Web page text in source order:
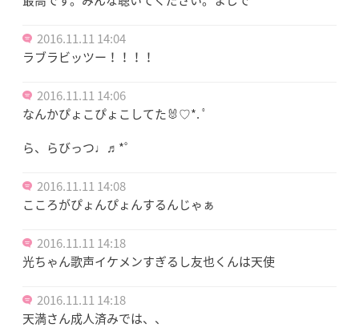
2016.11.11 14:04
ラブラビッツー！！！！
2016.11.11 14:06
なんかぴょこぴょこしてた🐰♡*. ﾟ
ら、らびっつ♩♬*゜
2016.11.11 14:08
こころがぴょんぴょんするんじゃぁ
2016.11.11 14:18
光ちゃん歌声イケメンすぎるし友也くんは天使
2016.11.11 14:18
天満さん成人済みでは、、